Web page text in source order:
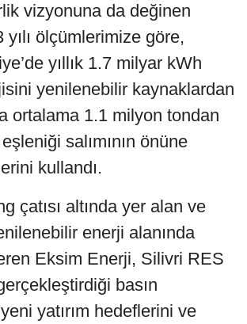
vizyonuna da değinen
yılı ölçümlerimize göre,
yıllık 1.7 milyar kWh
yenilenebilir kaynaklardan
ortalama 1.1 milyon tondan
salımının önüne
kullandı.
çatısı altında yer alan ve
enerji alanında
Eksim Enerji, Silivri RES
basın
yatırım hedeflerini ve